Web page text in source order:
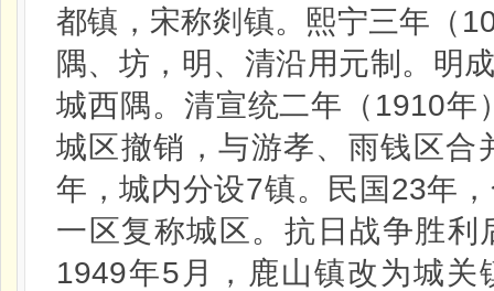
都镇，宋称剡镇。熙宁三年（
隅、坊，明、清沿用元制。明
城西隅。清宣统二年（ 1910年
城区撤销，与游孝、雨钱区
年，城内分设7镇。民国 23年
一区复称城区。抗日战争胜
1949年5 月，鹿山镇改为城